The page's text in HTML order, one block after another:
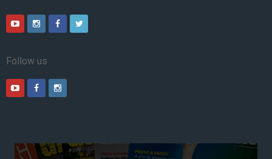
Follow us